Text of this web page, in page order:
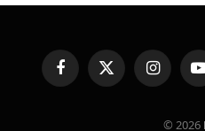
FacebookX
(Twitter)
© 2026